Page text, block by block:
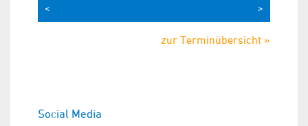
>
<
zur Terminübersicht »
Social Media